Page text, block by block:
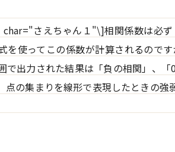
さえちゃん１"\]相関係数は必ず
を使ってこの係数が計算されるので
で出力された結果は「負の相関」、
点の集まりを線形で表現したときの